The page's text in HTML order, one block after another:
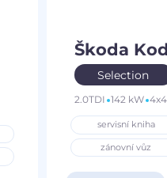
Škoda
Selection
2.0TDI 142 kW 4x4
servisní kniha
zánovní vůz